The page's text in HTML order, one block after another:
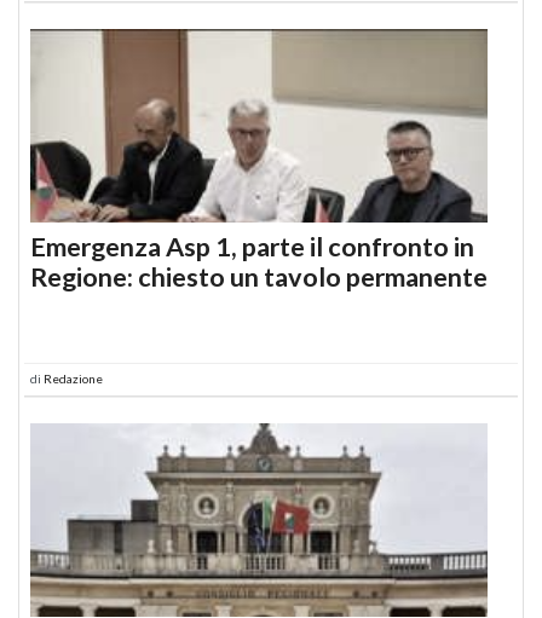
Emergenza Asp 1, parte il confronto in
Regione: chiesto un tavolo permanente
di Redazione